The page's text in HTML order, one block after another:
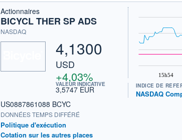
Actionnaires
BICYCL THER SP ADS
NASDAQ
4,1300
USD
+4,03%
VALEUR INDICATIVE
3,5747 EUR
US0887861088 BCYC
DONNÉES TEMPS DIFFÉRÉ
Politique d'exécution
Cotation sur les autres places
15h54
INDICE DE
NASDAQ